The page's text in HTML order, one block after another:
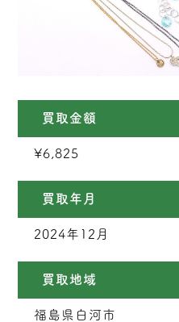
買取金額
¥6,825
買取年月
2024年12月
買取地域
福島県白河市